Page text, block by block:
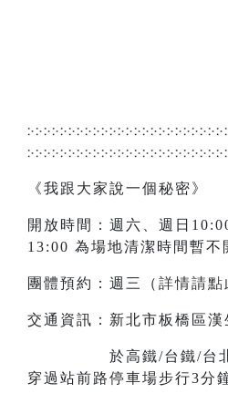
《我跟大家說一個秘密》
開放時間：週六、週日
13:00 為場地清潔時間暫不
團體預約：週三（ 詳情請點
交通資訊：新北市板橋區漢
於高鐵/台鐵/台北捷
穿過站前路停車場步行3分